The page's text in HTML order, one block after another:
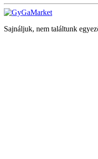
Sajnáljuk, nem találtunk